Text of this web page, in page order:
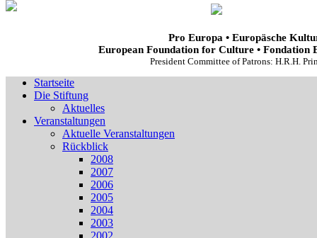
Pro Europa • Europäsche
European Foundation for Culture • Fondation
President Committee of Patrons: H.R.H.
Startseite
Die Stiftung
Aktuelles
Veranstaltungen
Aktuelle Veranstaltungen
Rückblick
2008
2007
2006
2005
2004
2003
2002